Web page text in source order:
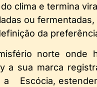
clima e termina
ou
da
norte onde
a sua marca
Escócia,